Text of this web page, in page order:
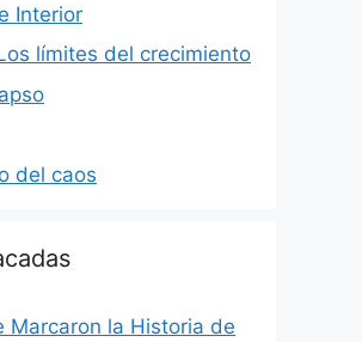
Interior
límites del crecimiento
del caos
Marcaron la Historia de